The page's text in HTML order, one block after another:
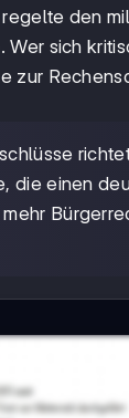
regelte den
Wer sich
zur
die einen